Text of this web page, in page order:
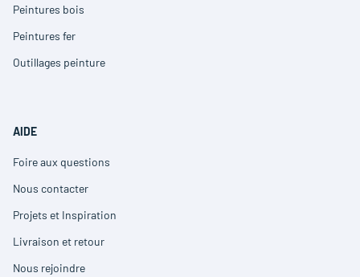
nouvelle
dans
nouvelle
Peintures bois
(ouvre
dans
nouvelle
Peintures fer
(ouvre
dans
Outillages peinture
(ouvre
fenêtre)
AIDE
Foire aux questions
(ouvre
dans
nouvelle
Nous contacter
(ouvre
dans
une
nouvelle
Projets et Inspiration
(ouvre
dans
nouvelle
Livraison et retour
(ouvre
dans
Nous rejoindre